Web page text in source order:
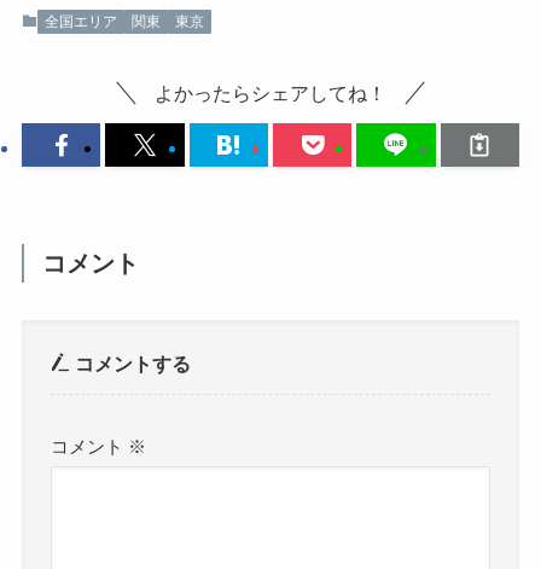
全国エリア 関東 東京
よかったらシェアしてね！
コメント
コメントする
コメント ※